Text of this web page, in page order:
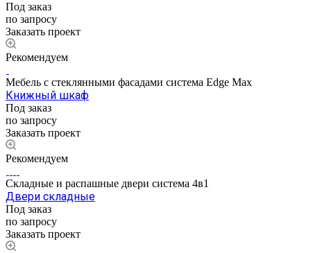
Под заказ
по запросу
Заказать проект
Рекомендуем
Мебель с стеклянными фасадами система Edge Max
Книжный шкаф
Под заказ
по запросу
Заказать проект
Рекомендуем
Складные и распашные двери система 4в1
Двери складные
Под заказ
по запросу
Заказать проект